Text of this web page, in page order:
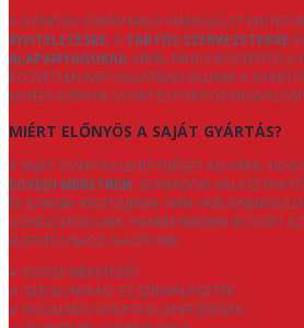
A GYÁRTÁS SORÁN NAGY HANGSÚLYT
KIVITELEZÉSRE, A TARTÓS SZERKEZETEKRE
ALAPANYAGOKRA. MIVEL NINCS KÖZVETÍTŐ A
KÖZVETLEN KAPCSOLATBAN ÁLLNAK A
EGYEDI IGÉNYEK GYORS ÉS PONTOS
MIÉRT ELŐNYÖS A SAJÁT GYÁRTÁS?
A SAJÁT GYÁRTÁS LEHETŐSÉGET AD ARRA,
EGYEDI MÉRETBEN, SZABADON
ÉS SZÍNNEL KÉSZÜLJENEK. NEM
GONDOLKODUNK, HANEM MINDEN BÚTORT
ÉLETSTÍLUSHOZ IGAZÍTUNK.
✔ EGYEDI MÉRETEZÉS
✔ SZÉLES ANYAG- ÉS SZÍNVÁLASZTÉK
✔ RUGALMAS GYÁRTÁSI LEHETŐSÉGEK